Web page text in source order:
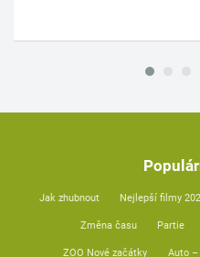
Jak zhubnout Nejlepší filmy
Změna času Partie
ZOO Nové začátky Auto